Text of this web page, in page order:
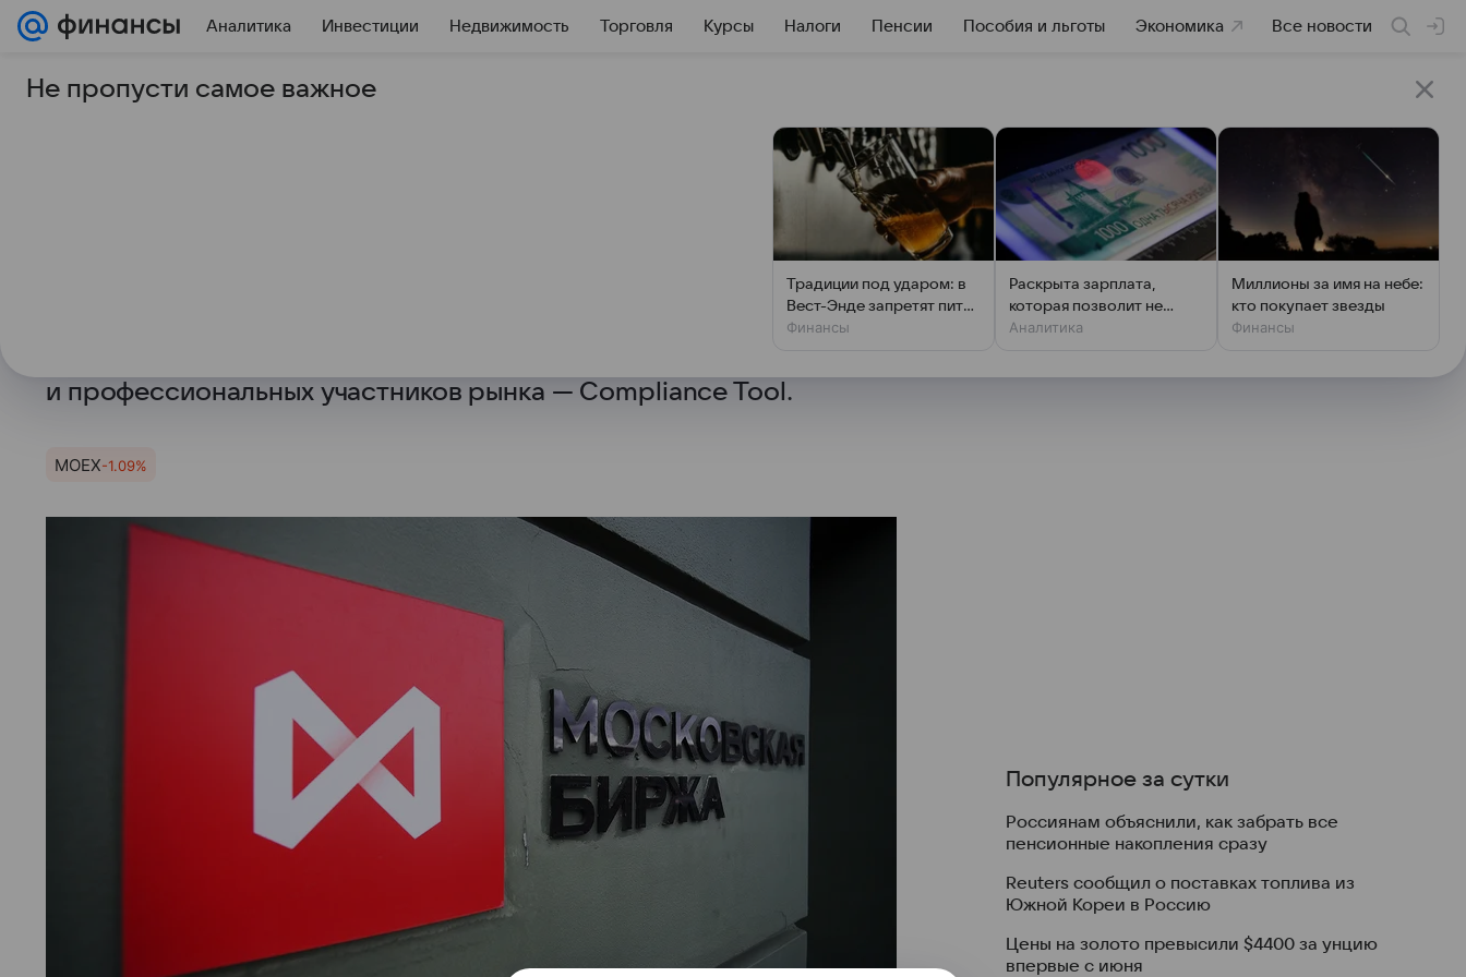
Аналитика Инвестиции Недвижимость Торговля Курсы Налоги Пенсии Пособия и льготы Экономика Все новости
7 июня 2024 Финансы Mail
Московская биржа представила сервис
В рамках ПМЭФ Московская биржа представила платформу
и профессиональных участников рынка — Compliance Tool.
MOEX-1.09%
Популярное за сутки
Россиянам объяснили, как забрать все
пенсионные накопления сразу
Reuters сообщил о поставках топлива из
Южной Кореи в Россию
Цены на золото превысили $4400 за унцию
впервые с июня
Не пропусти самое важное
Традиции под ударом: в
Вест-Энде запретят пить
у стойки
Финансы
Раскрыта зарплата,
которая позволит не
чувствовать зависти
Аналитика
Миллионы за имя на небе:
кто покупает звезды
Финансы